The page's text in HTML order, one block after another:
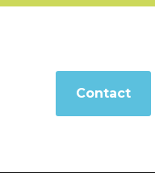
Contact